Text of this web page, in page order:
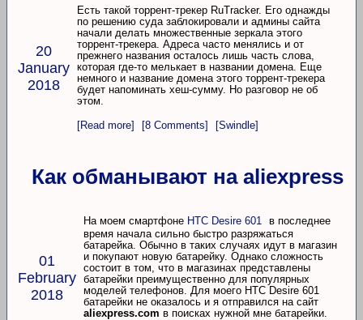
20
January
2018
Есть такой торрент-трекер RuTracker. Его однажды
по решению суда заблокировали и админы сайта
начали делать множественные зеркала этого
торрент-трекера. Адреса часто менялись и от
прежнего названия осталось лишь часть слова,
которая где-то мелькает в названии домена. Еще
немного и название домена этого торрент-трекера
будет напоминать хеш-сумму. Но разговор не об
этом.
[Read more]
[8 Comments] [Swindle]
Как обманывают на aliexpress
01
February
2018
На моем смартфоне HTC Desire 601
в последнее
время начала сильно быстро разряжаться
батарейка. Обычно в таких случаях идут в магазин
и покупают новую батарейку. Однако сложность
состоит в том, что в магазинах представлены
батарейки преимущественно для популярных
моделей телефонов. Для моего HTC Desire 601
батарейки не оказалось и я отправился на сайт
aliexpress.com в поисках нужной мне батарейки.